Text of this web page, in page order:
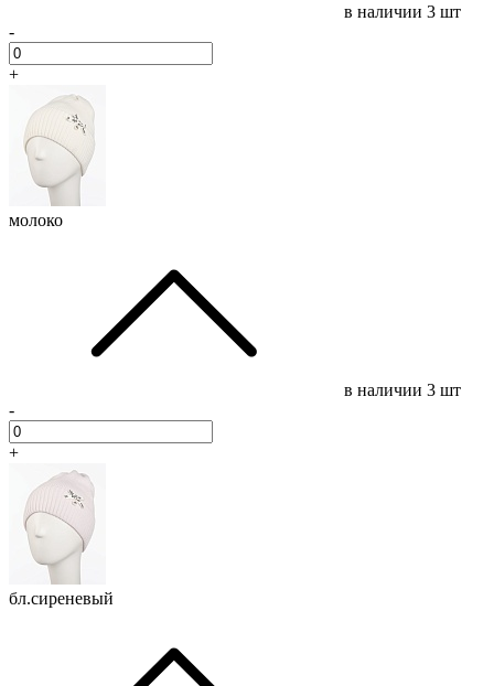
в наличии 3 шт
-
+
молоко
в наличии 3 шт
-
+
бл.сиреневый